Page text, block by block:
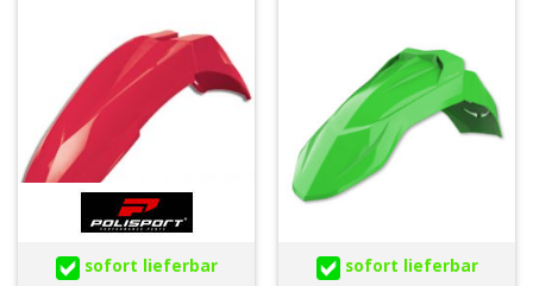
sofort lieferbar
sofort lieferbar